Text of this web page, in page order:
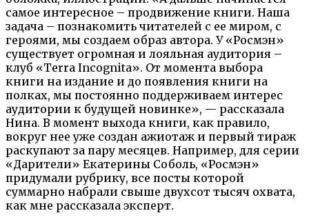
самое интересное – продвижение книги. Наша
задача – познакомить читателей с ее миром, с
героями, мы создаем образ автора. У «Росмэн»
существует огромная и лояльная аудитория –
клуб «Terra Incognita». От момента выбора
книги на издание и до появления книги на
полках, мы постоянно поддерживаем интерес
аудитории к будущей новинке», — рассказала
Нина. В момент выхода книги, как правило,
вокруг нее уже создан ажиотаж и первый тираж
раскупают за пару месяцев. Например, для серии
«Дарители» Екатерины Соболь, «Росмэн»
придумали рубрику, все посты которой
суммарно набрали свыше двухсот тысяч охвата,
как мне рассказала эксперт.